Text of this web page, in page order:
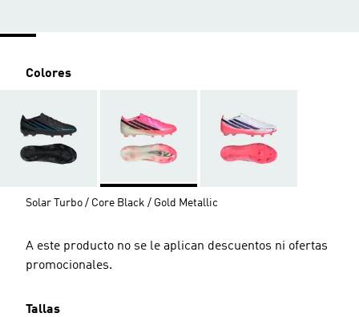
Colores
Solar Turbo / Core Black / Gold Metallic
A este producto no se le aplican descuentos ni ofertas
promocionales.
Tallas